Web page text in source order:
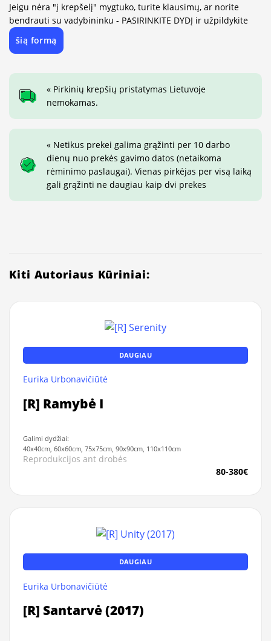
Jeigu nėra "į krepšelį" mygtuko, turite klausimų, ar norite
bendrauti su vadybininku - PASIRINKITE DYDĮ ir užpildykite
šią formą
« Pirkinių krepšių pristatymas Lietuvoje
nemokamas.
« Netikus prekei galima grąžinti per 10 darbo
dienų nuo prekės gavimo datos (netaikoma
rėminimo paslaugai). Vienas pirkėjas per visą laiką
gali grąžinti ne daugiau kaip dvi prekes
Kiti Autoriaus Kūriniai:
DAUGIAU
Eurika Urbonavičiūtė
[R] Ramybė I
Galimi dydžiai:
40x40cm, 60x60cm, 75x75cm, 90x90cm, 110x110cm
Reprodukcijos ant drobės
80-380€
DAUGIAU
Eurika Urbonavičiūtė
[R] Santarvė (2017)